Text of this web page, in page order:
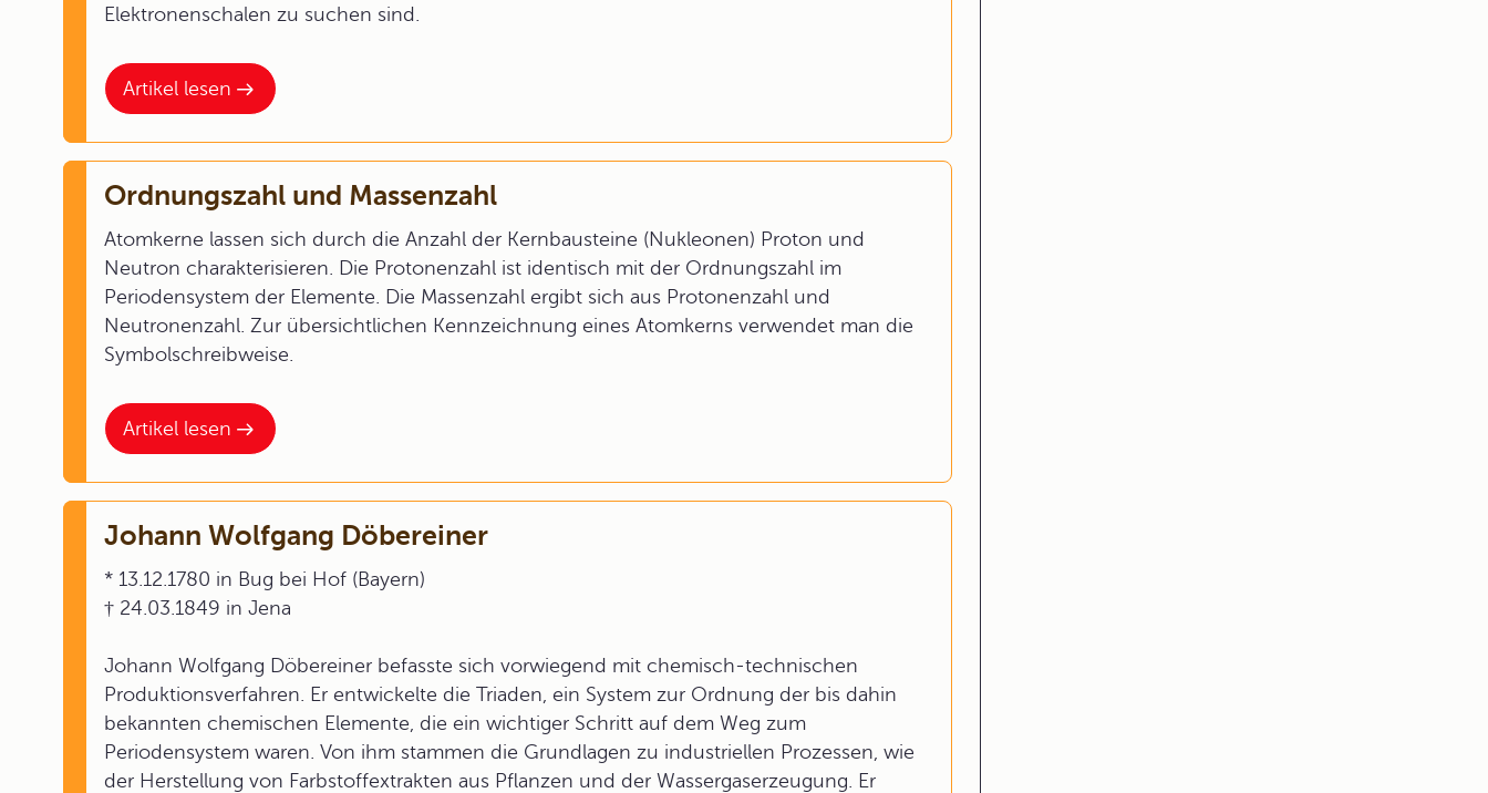
Artikel lesen
Elektronenschalen zu suchen sind.
Artikel lesen
Ordnungszahl und Massenzahl
Atomkerne lassen sich durch die Anzahl der Kernbausteine (Nukleonen) Proton und
Neutron charakterisieren. Die Protonenzahl ist identisch mit der Ordnungszahl im
Periodensystem der Elemente. Die Massenzahl ergibt sich aus Protonenzahl und
Neutronenzahl. Zur übersichtlichen Kennzeichnung eines Atomkerns verwendet man die
Symbolschreibweise.
Johann Wolfgang Döbereiner
* 13.12.1780 in Bug bei Hof (Bayern)
† 24.03.1849 in Jena
Johann Wolfgang Döbereiner befasste sich vorwiegend mit chemisch-technischen
Produktionsverfahren. Er entwickelte die Triaden, ein System zur Ordnung der bis dahin
bekannten chemischen Elemente, die ein wichtiger Schritt auf dem Weg zum
Periodensystem waren. Von ihm stammen die Grundlagen zu industriellen Prozessen, wie
der Herstellung von Farbstoffextrakten aus Pflanzen und der Wassergaserzeugung. Er